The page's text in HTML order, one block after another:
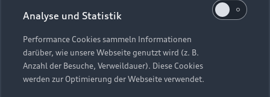
Vertrag widerrufen
Newsletter
Hinweis: Die aktuelle Darstellung und Anordnung der
Embleme am Fahrzeug bei allen Abbildungen auf dieser
Webseite kann abweichen.
Analyse und Statistik
Performance Cookies sammeln Informationen
darüber, wie unsere Webseite genutzt wird (z. B.
Anzahl der Besuche, Verweildauer). Diese Cookies
werden zur Optimierung der Webseite verwendet.